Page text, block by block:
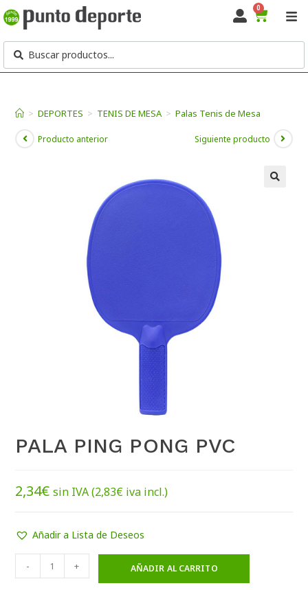
0
> DEPORTES > TENIS DE MESA > Palas Tenis de Mesa
Producto anterior Siguiente producto
PALA PING PONG PVC
2,34€ sin IVA (2,83€ iva incl.)
Añadir a Lista de Deseos
- + AÑADIR AL CARRITO